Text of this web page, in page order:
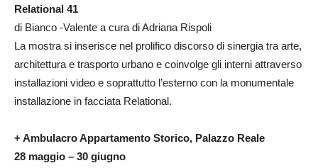
Relational 41
di Bianco -Valente a cura di Adriana Rispoli
La mostra si inserisce nel prolifico discorso di sinergia tra arte,
architettura e trasporto urbano e coinvolge gli interni attraverso
installazioni video e soprattutto l’esterno con la monumentale
installazione in facciata Relational.
+ Ambulacro Appartamento Storico, Palazzo Reale
28 maggio – 30 giugno